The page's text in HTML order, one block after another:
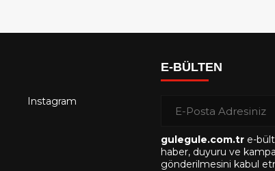
Instagram
E-BÜLTEN
gulegule.com.tr e-
haber, duyuru ve
gönderilmesini kabul